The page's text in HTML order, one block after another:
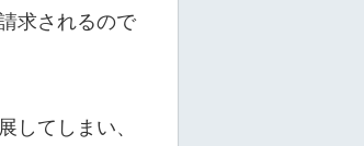
求されるので
してしまい、